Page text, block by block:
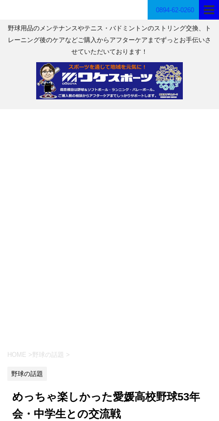
0894-62-0260
野球用品のメンテナンスやテニス・バドミントンのストリング交換、ト
レーニング後のケアなどご購入からアフターケアまでずっとお手伝いさ
せていただいております！
HOME >野球の話題 >
野球の話題
めっちゃ楽しかった愛媛高校野球53年
会・中学生との交流戦